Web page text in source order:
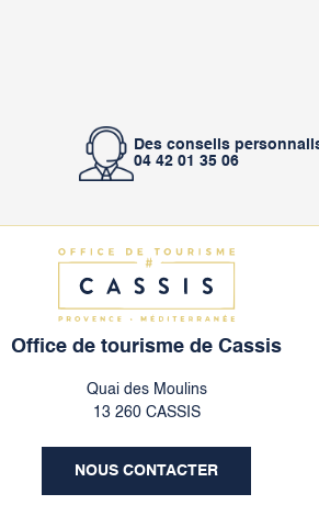
Des conseils
04 42 01 35 06
Office de tourisme de Cassis
Quai des Moulins
13 260 CASSIS
NOUS CONTACTER